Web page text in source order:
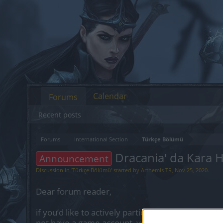
Forums International Section Türkçe Bölümü
Announcement Dracania' da Kara
Discussion in 'Türkçe Bölümü' started by Arthemis TR, Nov 25, 2020.
Dear forum reader,
if you’d like to actively participate on the
Forums
Recent posts
Calendar